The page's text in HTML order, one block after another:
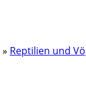
» Reptilien und